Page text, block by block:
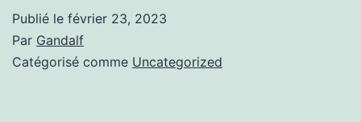
Publié le février 23, 2023
Par Gandalf
Catégorisé comme Uncategorized